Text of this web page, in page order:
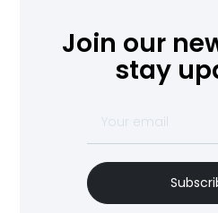
Join our
stay